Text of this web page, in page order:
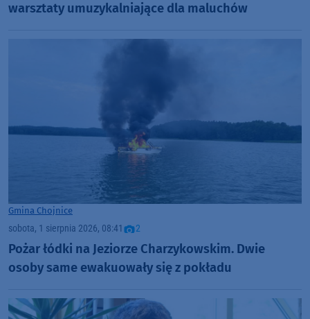
warsztaty umuzykalniające dla maluchów
Gmina Chojnice
sobota, 1 sierpnia 2026, 08:41 2
Pożar łódki na Jeziorze Charzykowskim. Dwie
osoby same ewakuowały się z pokładu